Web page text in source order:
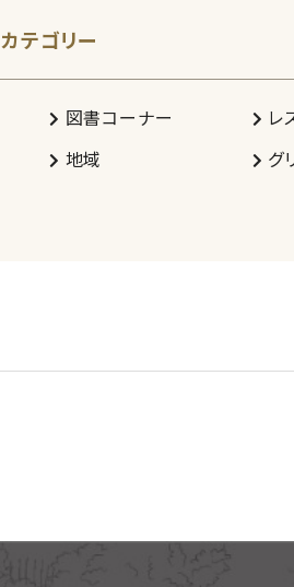
カテゴリー
図書コーナー
レ
地域
グ